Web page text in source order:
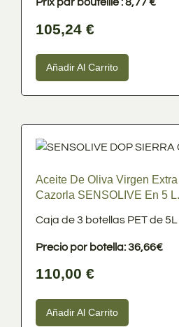
Sin categorizar
Prix par bouteille : 8,77 €
105,24 €
Añadir Al Carrito
Aceite De Oliva Virgen
Cazorla SENSOLIVE En 5
Caja de 3 botellas PET de 5L
Precio por botella: 36,66€
110,00 €
Añadir Al Carrito